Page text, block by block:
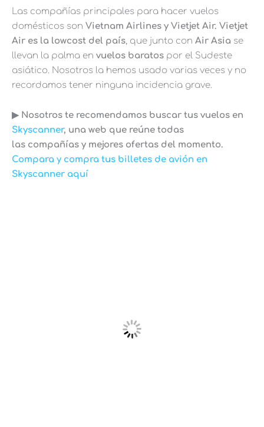
Las compañías principales para hacer vuelos
domésticos son Vietnam Airlines y Vietjet Air. Vietjet
Air es la lowcost del país, que junto con Air Asia se
llevan la palma en vuelos baratos por el Sudeste
asiático. Nosotros la hemos usado varias veces y no
recordamos tener ninguna incidencia grave.
▶︎ Nosotros te recomendamos buscar tus vuelos en
Skyscanner, una web que reúne todas
las compañías y mejores ofertas del momento.
Compara y compra tus billetes de avión en
Skyscanner aquí